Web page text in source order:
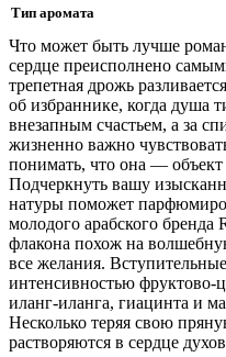
Тип аромата
Что может быть лучше
сердце преисполнено
трепетная дрожь
об избраннике, когда душа
внезапным счастьем, а за
жизненно важно
понимать, что она —
Подчеркнуть вашу
натуры поможет
молодого арабского бренда
флакона похож на
все желания.
интенсивностью фруктово-
иланг-иланга, гиацинта и
Несколько теряя свою
растворяются в сердце